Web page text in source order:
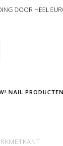
DOOR HEEL
NAIL PRODUCTEN